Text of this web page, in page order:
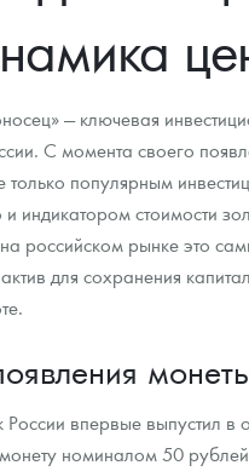
после 1950г
обитатели глубин"
монет
с монетами из драгметаллов
жетоновкурсов золота, серебра,
- динамика цен
— ключевая
С момента своего
только популярным
индикатором стоимости
российском рынке это
для сохранения
России впервые выпустил в
номиналом 50